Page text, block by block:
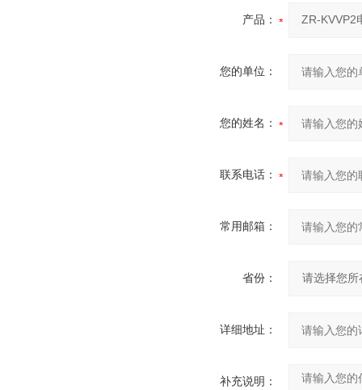
产品：
您的单位：
您的姓名：
联系电话：
常用邮箱：
省份：
详细地址：
补充说明：